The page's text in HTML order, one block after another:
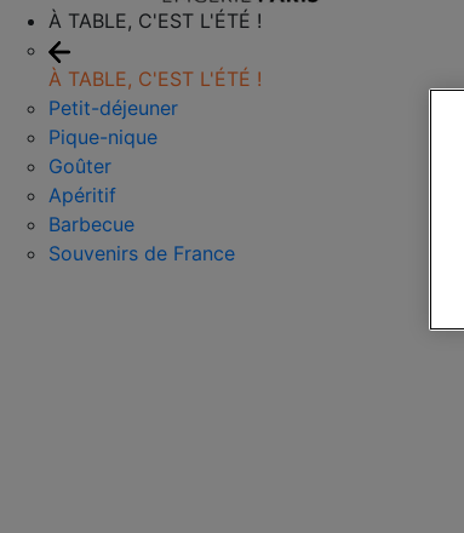
À TABLE, C'EST L'ÉTÉ !
À TABLE, C'EST L'ÉTÉ !
Petit-déjeuner
Pique-nique
Goûter
Apéritif
Barbecue
Souvenirs de France